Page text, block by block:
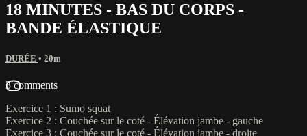
18 MINUTES - BAS DU CORPS -
BANDE ÉLASTIQUE
DURÉE • 20m
3 comments
Exercice 1 : Sumo squat
Exercice 2 : Couchée sur le coté - Élévation jambe - gauche
Exercice 3 : Couchée sur le coté - Élévation jambe - droite